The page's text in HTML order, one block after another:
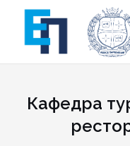
content
Кафедра